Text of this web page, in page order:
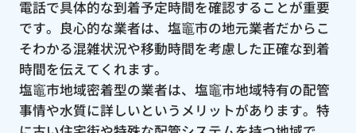
電話で具体的な到着予定時間を確認することが重要
です。良心的な業者は、塩竈市の地元業者だからこ
そわかる混雑状況や移動時間を考慮した正確な到着
時間を伝えてくれます。
塩竈市地域密着型の業者は、塩竈市地域特有の配管
事情や水質に詳しいというメリットがあります。特